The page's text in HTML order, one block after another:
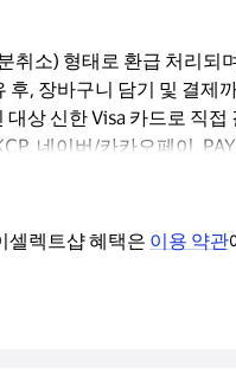
취소) 형태로 환급 처리되
후, 장바구니 담기 및 결제
대상 신한 Visa 카드로 직
네이버/카카오페이,
셀렉트샵 혜택은 이용 약관